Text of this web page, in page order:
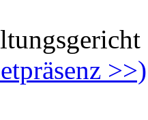
>>)